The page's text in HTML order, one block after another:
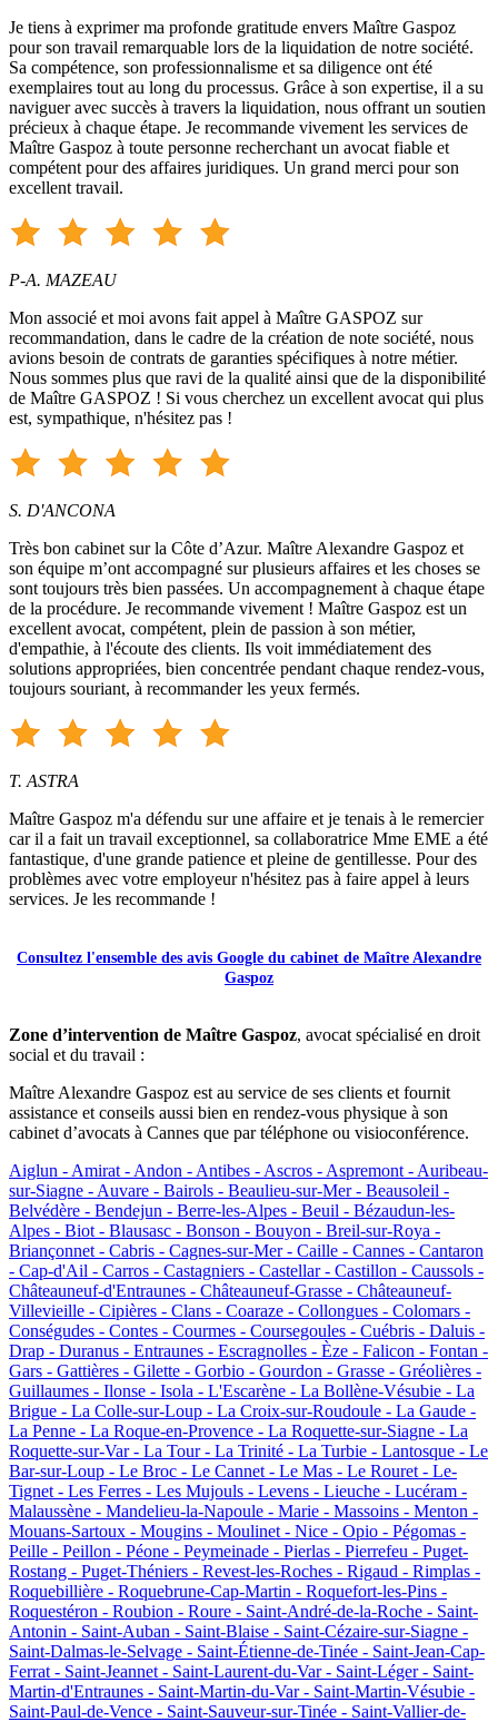
Je tiens à exprimer ma profonde gratitude envers Maître Gaspoz
pour son travail remarquable lors de la liquidation de notre société.
Sa compétence, son professionnalisme et sa diligence ont été
exemplaires tout au long du processus. Grâce à son expertise, il a su
naviguer avec succès à travers la liquidation, nous offrant un soutien
précieux à chaque étape. Je recommande vivement les services de
Maître Gaspoz à toute personne recherchant un avocat fiable et
compétent pour des affaires juridiques. Un grand merci pour son
excellent travail.
P-A. MAZEAU
Mon associé et moi avons fait appel à Maître GASPOZ sur
recommandation, dans le cadre de la création de note société, nous
avions besoin de contrats de garanties spécifiques à notre métier.
Nous sommes plus que ravi de la qualité ainsi que de la disponibilité
de Maître GASPOZ ! Si vous cherchez un excellent avocat qui plus
est, sympathique, n'hésitez pas !
S. D'ANCONA
Très bon cabinet sur la Côte d’Azur. Maître Alexandre Gaspoz et
son équipe m’ont accompagné sur plusieurs affaires et les choses se
sont toujours très bien passées. Un accompagnement à chaque étape
de la procédure. Je recommande vivement ! Maître Gaspoz est un
excellent avocat, compétent, plein de passion à son métier,
d'empathie, à l'écoute des clients. Ils voit immédiatement des
solutions appropriées, bien concentrée pendant chaque rendez-vous,
toujours souriant, à recommander les yeux fermés.
T. ASTRA
Maître Gaspoz m'a défendu sur une affaire et je tenais à le remercier
car il a fait un travail exceptionnel, sa collaboratrice Mme EME a été
fantastique, d'une grande patience et pleine de gentillesse. Pour des
problèmes avec votre employeur n'hésitez pas à faire appel à leurs
services. Je les recommande !
Consultez l'ensemble des avis Google du cabinet de Maître Alexandre
Gaspoz
Zone d’intervention de Maître Gaspoz, avocat spécialisé en droit
social et du travail :
Maître Alexandre Gaspoz est au service de ses clients et fournit
assistance et conseils aussi bien en rendez-vous physique à son
cabinet d’avocats à Cannes que par téléphone ou visioconférence.
Aiglun - Amirat - Andon - Antibes - Ascros - Aspremont - Auribeau-
sur-Siagne - Auvare - Bairols - Beaulieu-sur-Mer - Beausoleil -
Belvédère - Bendejun - Berre-les-Alpes - Beuil - Bézaudun-les-
Alpes - Biot - Blausasc - Bonson - Bouyon - Breil-sur-Roya -
Briançonnet - Cabris - Cagnes-sur-Mer - Caille - Cannes - Cantaron
- Cap-d'Ail - Carros - Castagniers - Castellar - Castillon - Caussols -
Châteauneuf-d'Entraunes - Châteauneuf-Grasse - Châteauneuf-
Villevieille - Cipières - Clans - Coaraze - Collongues - Colomars -
Conségudes - Contes - Courmes - Coursegoules - Cuébris - Daluis -
Drap - Duranus - Entraunes - Escragnolles - Èze - Falicon - Fontan -
Gars - Gattières - Gilette - Gorbio - Gourdon - Grasse - Gréolières -
Guillaumes - Ilonse - Isola - L'Escarène - La Bollène-Vésubie - La
Brigue - La Colle-sur-Loup - La Croix-sur-Roudoule - La Gaude -
La Penne - La Roque-en-Provence - La Roquette-sur-Siagne - La
Roquette-sur-Var - La Tour - La Trinité - La Turbie - Lantosque - Le
Bar-sur-Loup - Le Broc - Le Cannet - Le Mas - Le Rouret - Le-
Tignet - Les Ferres - Les Mujouls - Levens - Lieuche - Lucéram -
Malaussène - Mandelieu-la-Napoule - Marie - Massoins - Menton -
Mouans-Sartoux - Mougins - Moulinet - Nice - Opio - Pégomas -
Peille - Peillon - Péone - Peymeinade - Pierlas - Pierrefeu - Puget-
Rostang - Puget-Théniers - Revest-les-Roches - Rigaud - Rimplas -
Roquebillière - Roquebrune-Cap-Martin - Roquefort-les-Pins -
Roquestéron - Roubion - Roure - Saint-André-de-la-Roche - Saint-
Antonin - Saint-Auban - Saint-Blaise - Saint-Cézaire-sur-Siagne -
Saint-Dalmas-le-Selvage - Saint-Étienne-de-Tinée - Saint-Jean-Cap-
Ferrat - Saint-Jeannet - Saint-Laurent-du-Var - Saint-Léger - Saint-
Martin-d'Entraunes - Saint-Martin-du-Var - Saint-Martin-Vésubie -
Saint-Paul-de-Vence - Saint-Sauveur-sur-Tinée - Saint-Vallier-de-